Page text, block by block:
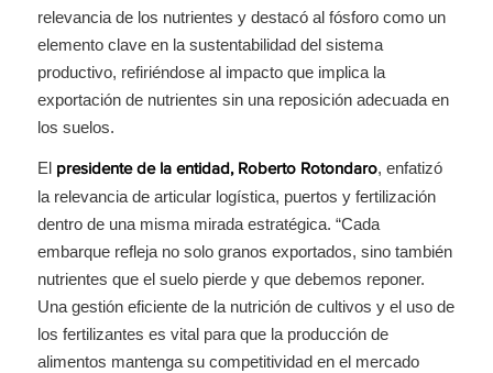
relevancia de los nutrientes y destacó al fósforo como un
elemento clave en la sustentabilidad del sistema
productivo, refiriéndose al impacto que implica la
exportación de nutrientes sin una reposición adecuada en
los suelos.
El presidente de la entidad, Roberto Rotondaro, enfatizó
la relevancia de articular logística, puertos y fertilización
dentro de una misma mirada estratégica. “Cada
embarque refleja no solo granos exportados, sino también
nutrientes que el suelo pierde y que debemos reponer.
Una gestión eficiente de la nutrición de cultivos y el uso de
los fertilizantes es vital para que la producción de
alimentos mantenga su competitividad en el mercado